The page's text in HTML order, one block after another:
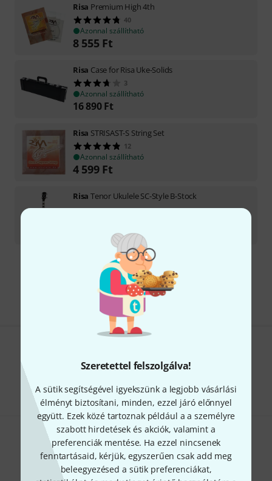
Szeretettel felszolgálva!
A sütik segítségével igyekszünk a legjobb vásárlási
élményt biztosítani, minden, ezzel járó előnnyel
együtt. Ezek közé tartoznak például a a személyre
szabott hirdetések és akciók, valamint a
preferenciák mentése. Ha ezzel nincsenek
fenntartásaid, kérjük, egyszerűen csak add meg
beleegyezésed a sütik preferenciákat,
Risa Premium High 4th
40
Azonnal szállítható
8 555 Ft
Risa Case for Risa Uke-Solids
3
Azonnal szállítható
16 890 Ft
Risa STRISAST-S String Set
12
Azonnal szállítható
4 599 Ft
Risa Tenor Ukulele SC-Style B-Stock
Ft
Díjmentes szállítás 79 000 Ft fölött
Minden ár tartalmazza az ÁFÁ-t